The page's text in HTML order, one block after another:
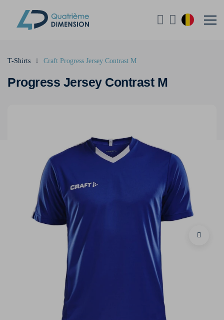
Progress Jersey Contrast M
T-Shirts Craft Progress Jersey Contrast M